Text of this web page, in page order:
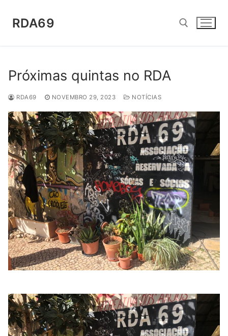
paraRDA69
Próximas quintas no RDA
RDA69 NOVEMBRO 29, 2023 NOTÍCIAS